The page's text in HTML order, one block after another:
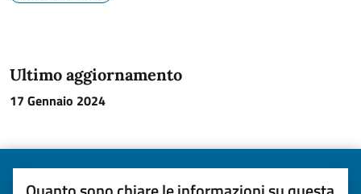
Ultimo aggiornamento
17 Gennaio 2024